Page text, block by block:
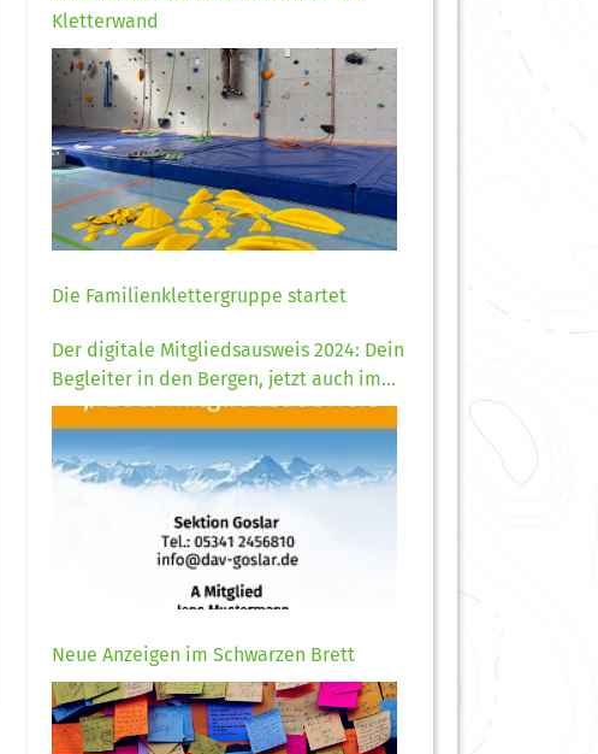
Kletterwand
Die Familienklettergruppe startet
Der digitale Mitgliedsausweis 2024: Dein
Begleiter in den Bergen, jetzt auch im
Handy!
Neue Anzeigen im Schwarzen Brett